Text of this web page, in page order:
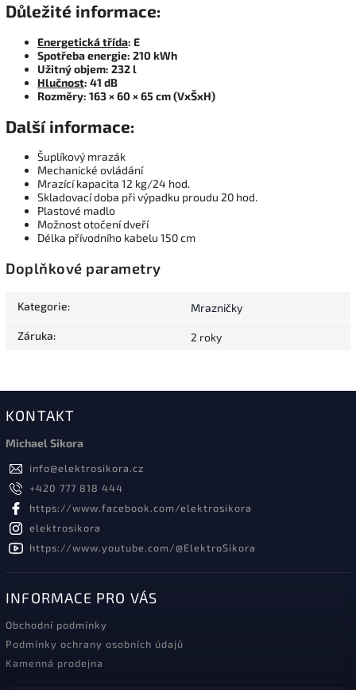
Důležité informace:
Energetická třída: E
Spotřeba energie: 210 kWh
Užitný objem: 232 l
Hlučnost: 41 dB
Rozměry: 163 × 60 × 65 cm (VxŠxH)
Další informace:
Šuplíkový mrazák
Mechanické ovládání
Mrazící kapacita 12 kg/24 hod.
Skladovací doba při výpadku proudu 20 hod.
Plastové madlo
Možnost otočení dveří
Délka přívodního kabelu 150 cm
Doplňkové parametry
Kategorie: Mrazničky
Záruka: 2 roky
KONTAKT
Michael Sikora
info@elektrosikora.cz
+420 777 818 444
https://www.facebook.com/elektrosikora
elektrosikora
https://www.youtube.com/@ElektroSikora
INFORMACE PRO VÁS
Obchodní podmínky
Podmínky ochrany osobních údajů
Kamenná prodejna